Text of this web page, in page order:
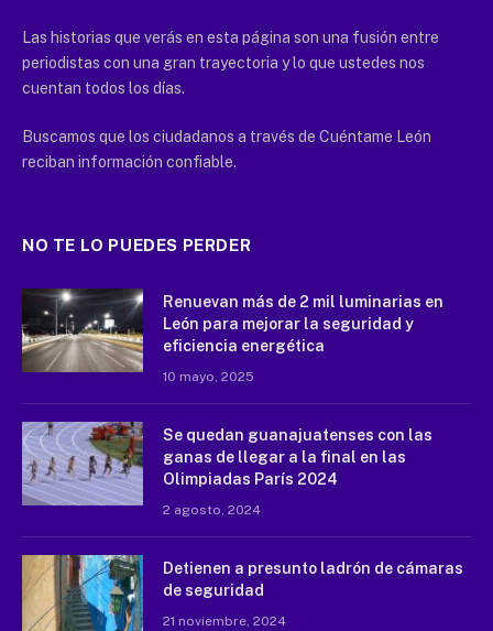
Las historias que verás en esta página son una fusión entre
periodistas con una gran trayectoria y lo que ustedes nos
cuentan todos los días.
Buscamos que los ciudadanos a través de Cuéntame León
reciban información confiable.
NO TE LO PUEDES PERDER
Renuevan más de 2 mil luminarias en
León para mejorar la seguridad y
eficiencia energética
10 mayo, 2025
Se quedan guanajuatenses con las
ganas de llegar a la final en las
Olimpiadas París 2024
2 agosto, 2024
Detienen a presunto ladrón de cámaras
de seguridad
21 noviembre, 2024